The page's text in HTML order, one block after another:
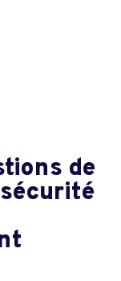
de